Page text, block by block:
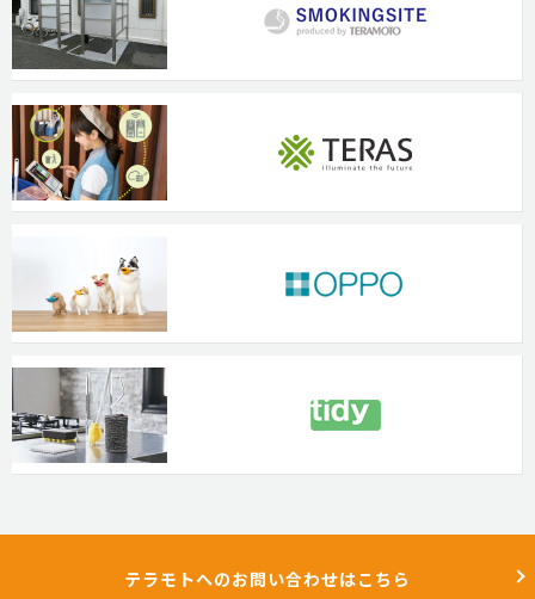
テラモトへのお問い合わせはこちら